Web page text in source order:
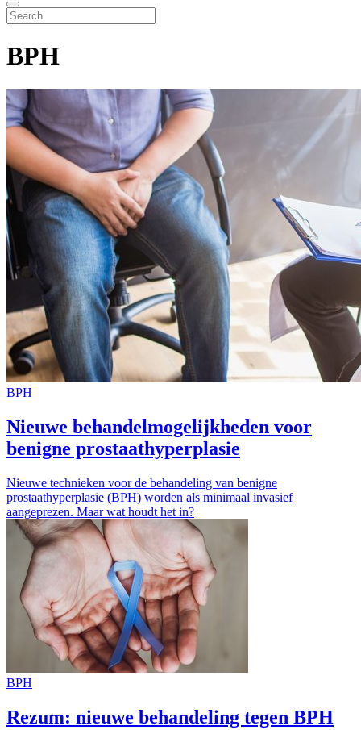
BPH
BPH
Nieuwe behandelmogelijkheden voor
benigne prostaathyperplasie
Nieuwe technieken voor de behandeling van benigne
prostaathyperplasie (BPH) worden als minimaal invasief
aangeprezen. Maar wat houdt het in?
BPH
Rezum: nieuwe behandeling tegen BPH